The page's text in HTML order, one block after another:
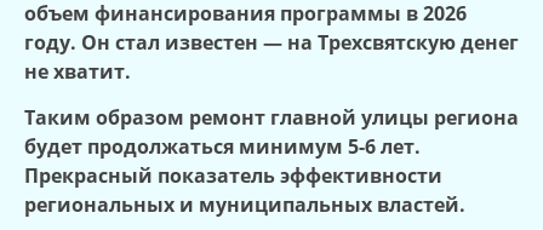
объем финансирования программы в 2026
году. Он стал известен — на Трехсвятскую денег
не хватит.
Таким образом ремонт главной улицы региона
будет продолжаться минимум 5-6 лет.
Прекрасный показатель эффективности
региональных и муниципальных властей.